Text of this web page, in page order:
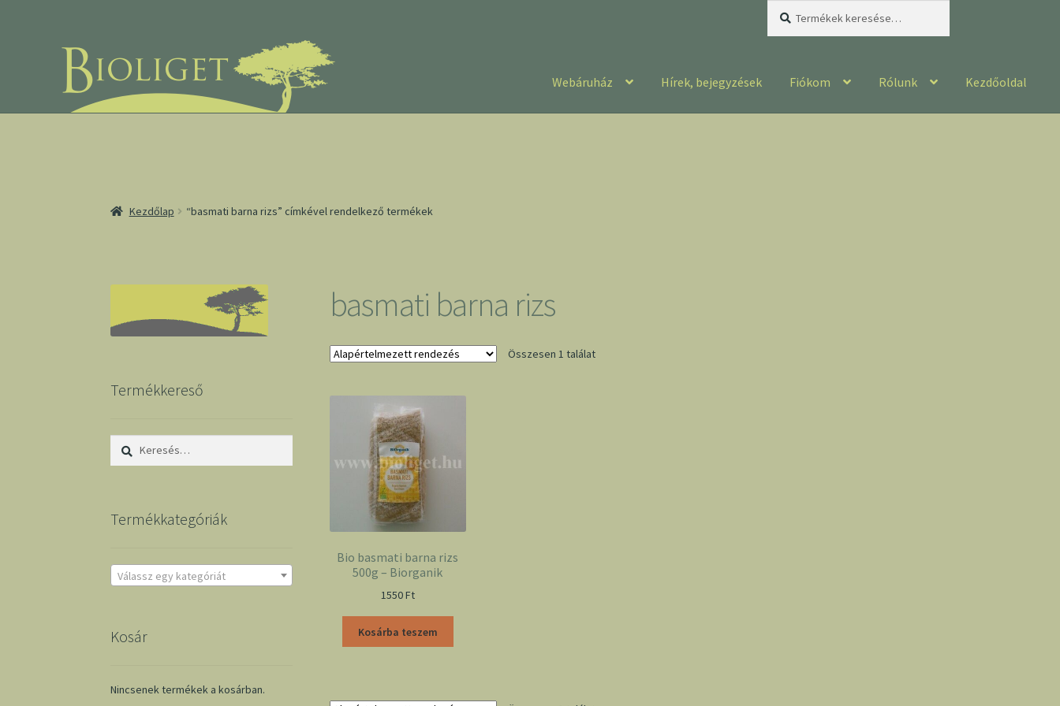
Webáruház Hírek, bejegyzések Fiókom Rólunk Kezdőoldal
Kezdőlap “basmati barna rizs” címkével rendelkező termékek
basmati barna rizs
Összesen 1 találat
Bio basmati barna rizs
500g – Biorganik
1550Ft
Kosárba teszem
Termékkereső
Keresés:
Termékkategóriák
Válassz egy kategóriát
Kosár
Nincsenek termékek a kosárban.